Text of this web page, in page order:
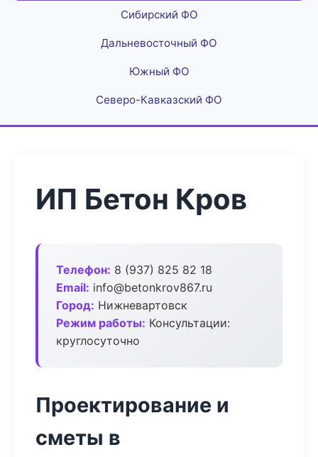
Сибирский ФО
Дальневосточный ФО
Южный ФО
Северо-Кавказский ФО
ИП Бетон Кров
Телефон: 8 (937) 825 82 18
Email: info@betonkrov867.ru
Город: Нижневартовск
Режим работы: Консультации:
круглосуточно
Проектирование и
сметы в